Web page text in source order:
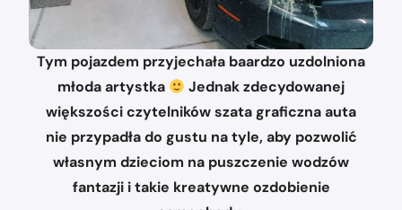
Tym pojazdem przyjechała baardzo uzdolniona
młoda artystka
Jednak zdecydowanej
większości czytelników szata graficzna auta
nie przypadła do gustu na tyle, aby pozwolić
własnym dzieciom na puszczenie wodzów
fantazji i takie kreatywne ozdobienie